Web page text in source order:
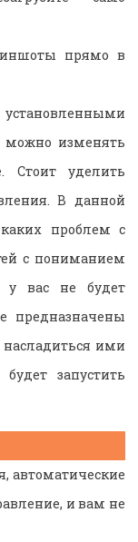
прямо в
изменять
Стоит уделить
В данной
проблем с
с пониманием
у вас не будет
предназначены
ими
запустить
автоматические
и вам не